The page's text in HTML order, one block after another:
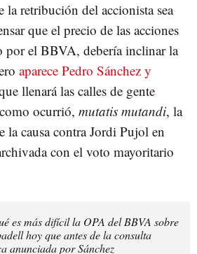
la retribución del accionista sea
que el precio de las acciones
por el BBVA, debería inclinar la
aparece Pedro Sánchez y
llenará las calles de gente
ocurrió, mutatis mutandi, la
la causa contra Jordi Pujol en
con el voto mayoritario
es más difícil la OPA del BBVA sobre
hoy que antes de la consulta
anunciada por Sánchez